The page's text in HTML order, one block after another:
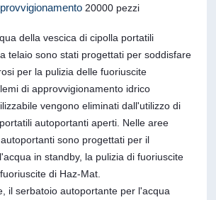
20000 pezzi
della vescica di cipolla portatili
telaio sono stati progettati per soddisfare
per la pulizia delle fuoriuscite
di approvvigionamento idrico
vengono eliminati dall'utilizzo di
autoportanti aperti. Nelle aree
sono progettati per il
in standby, la pulizia di fuoriuscite
di Haz-Mat.
il serbatoio autoportante per l'acqua